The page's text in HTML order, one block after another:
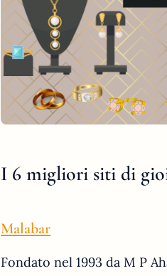
I 6 migliori siti di
Malabar
Fondato nel 1993 da M P